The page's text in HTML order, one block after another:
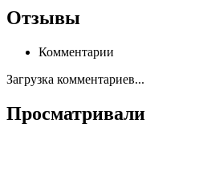
Отзывы
Комментарии
Загрузка комментариев...
Просматривали